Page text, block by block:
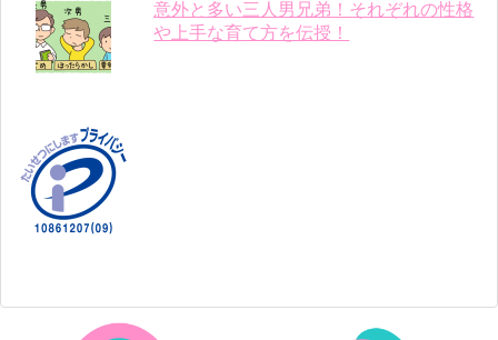
意外と多い三人男兄弟！それぞれの性格
や上手な育て方を伝授！